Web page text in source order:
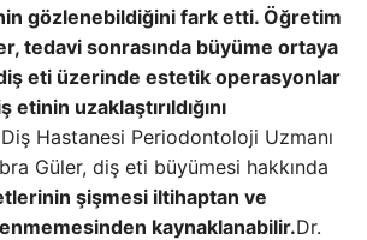
gözlenebildiğini fark etti. Öğretim
tedavi sonrasında büyüme ortaya
diş eti üzerinde estetik operasyonlar
etinin uzaklaştırıldığını
Hastanesi Periodontoloji Uzmanı
Güler, diş eti büyümesi hakkında
şişmesi iltihaptan ve
kaynaklanabilir.Dr.